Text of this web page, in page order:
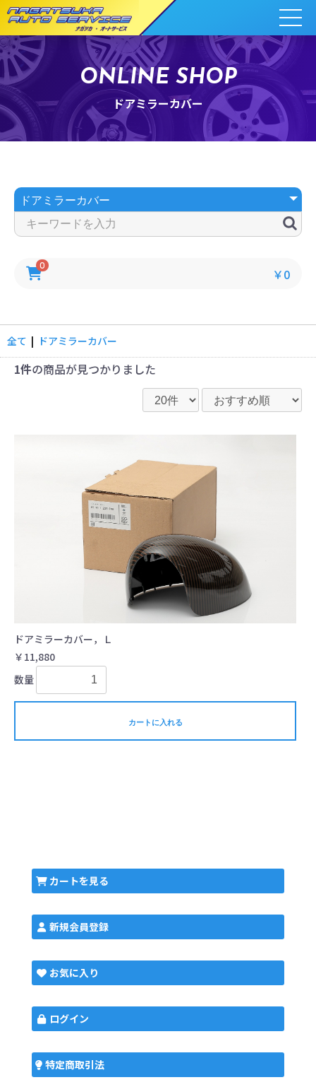
ONLINE SHOP
ドアミラーカバー
0
￥0
全て | ドアミラーカバー
1件の商品が見つかりました
ドアミラーカバー，Ｌ
￥11,880
数量
カートに入れる
カートを見る
新規会員登録
お気に入り
ログイン
特定商取引法